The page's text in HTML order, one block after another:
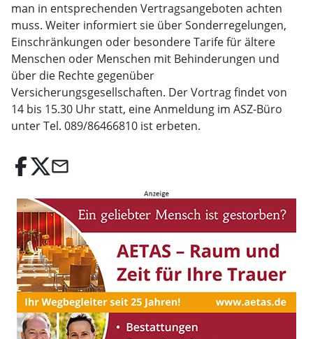
man in entsprechenden Vertragsangeboten achten
muss. Weiter informiert sie über Sonderregelungen,
Einschränkungen oder besondere Tarife für ältere
Menschen oder Menschen mit Behinderungen und
über die Rechte gegenüber
Versicherungsgesellschaften. Der Vortrag findet von
14 bis 15.30 Uhr statt, eine Anmeldung im ASZ-Büro
unter Tel. 089/86466810 ist erbeten.
email